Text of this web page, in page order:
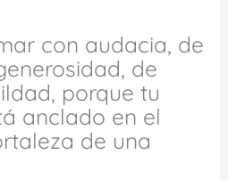
con audacia, de
de
porque tu
anclado en el
de una